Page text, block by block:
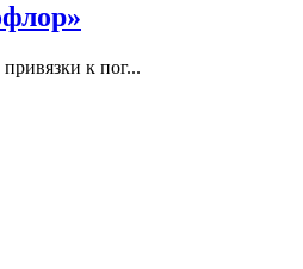
к пог...